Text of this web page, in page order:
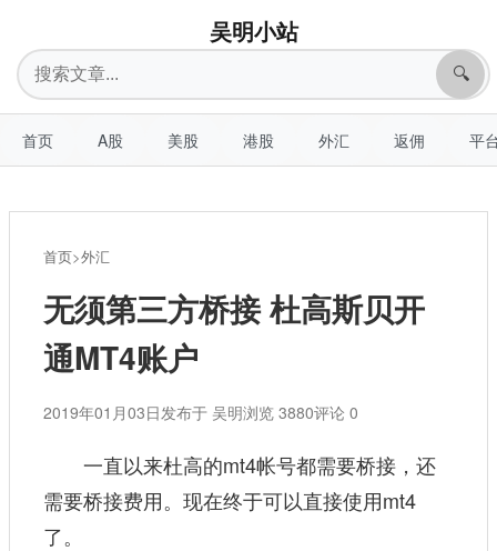
吴明小站
搜
索
🔍
首页 A股 美股 港股 外汇 返佣 平
首页>外汇
无须第三方桥接 杜高斯贝开
通MT4账户
2019年01月03日发布于 吴明浏览 3880评论 0
一直以来杜高的mt4帐号都需要桥接，还
需要桥接费用。现在终于可以直接使用mt4
了。